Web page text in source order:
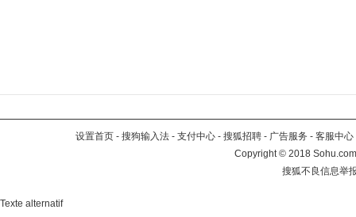
设置首页 - 搜狗输入法 - 支付中心 - 搜狐招聘 - 广告服务 - 客服中心
Copyright©2018
搜狐不良信息举
Texte alternatif